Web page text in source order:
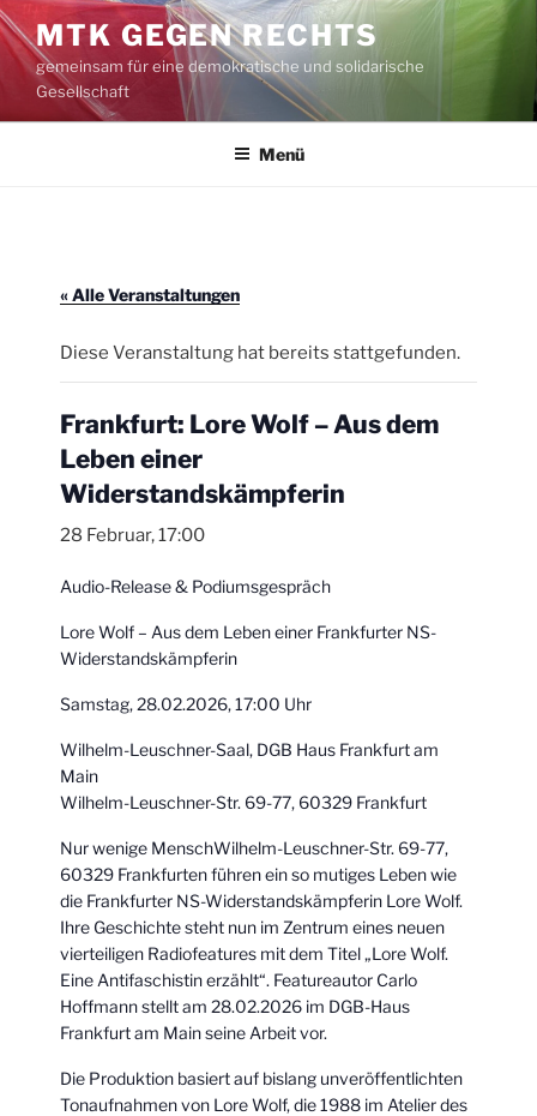
Zum
Inhalt
springen
MTK GEGEN RECHTS
gemeinsam für eine demokratische und solidarische
Gesellschaft
Menü
« Alle Veranstaltungen
Diese Veranstaltung hat bereits stattgefunden.
Frankfurt: Lore Wolf – Aus dem
Leben einer
Widerstandskämpferin
28 Februar, 17:00
Audio-Release & Podiumsgespräch
Lore Wolf – Aus dem Leben einer Frankfurter NS-
Widerstandskämpferin
Samstag, 28.02.2026, 17:00 Uhr
Wilhelm-Leuschner-Saal, DGB Haus Frankfurt am
Main
Wilhelm-Leuschner-Str. 69-77, 60329 Frankfurt
Nur wenige MenschWilhelm-Leuschner-Str. 69-77,
60329 Frankfurten führen ein so mutiges Leben wie
die Frankfurter NS-Widerstandskämpferin Lore Wolf.
Ihre Geschichte steht nun im Zentrum eines neuen
vierteiligen Radiofeatures mit dem Titel „Lore Wolf.
Eine Antifaschistin erzählt“. Featureautor Carlo
Hoffmann stellt am 28.02.2026 im DGB-Haus
Frankfurt am Main seine Arbeit vor.
Die Produktion basiert auf bislang unveröffentlichten
Tonaufnahmen von Lore Wolf, die 1988 im Atelier des